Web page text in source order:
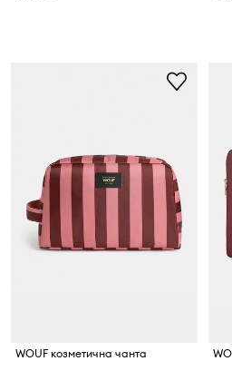
WOUF козметична чанта